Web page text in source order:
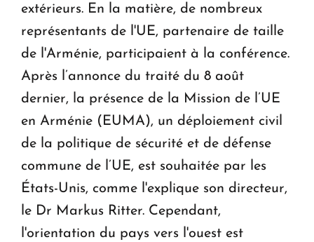
extérieurs. En la matière, de nombreux
représentants de l'UE, partenaire de taille
de l'Arménie, participaient à la conférence.
Après l’annonce du traité du 8 août
dernier, la présence de la Mission de l’UE
en Arménie (EUMA), un déploiement civil
de la politique de sécurité et de défense
commune de l’UE, est souhaitée par les
États-Unis, comme l'explique son directeur,
le Dr Markus Ritter. Cependant,
l'orientation du pays vers l'ouest est